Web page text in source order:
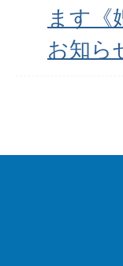
ます《
お知ら